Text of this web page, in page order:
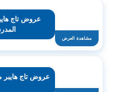
مشاهدة العرض
عروض تاج